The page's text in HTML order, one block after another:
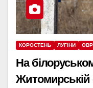
КОРОСТЕНЬ ЛУГІНИ
На
Житомирській